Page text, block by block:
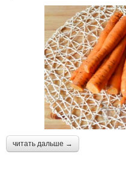
читать дальше →